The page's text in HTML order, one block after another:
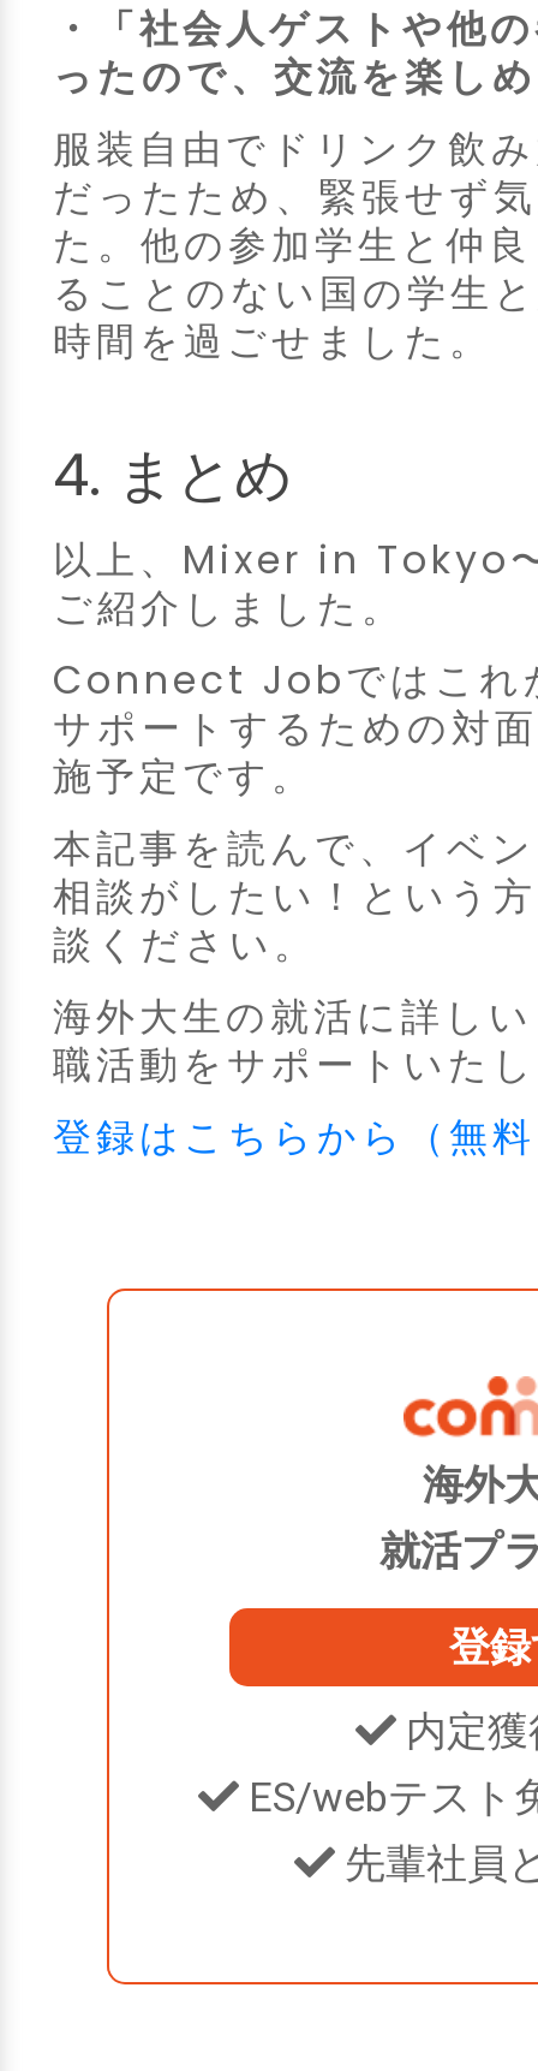
・「社会人ゲストや他
ったので、交流を楽し
服装自由でドリンク飲
だったため、緊張せず
た。他の参加学生と仲
ることのない国の学生
時間を過ごせました。
4. まとめ
以上、Mixer in Tokyo
ご紹介しました。
Connect Jobではこれ
サポートするための対
施予定です。
本記事を読んで、イベ
相談がしたい！という
談ください。
海外大生の就活に詳し
職活動をサポートいた
登録はこちらから（無
海外
就活プ
登
内定
ES/webテスト
先輩社員